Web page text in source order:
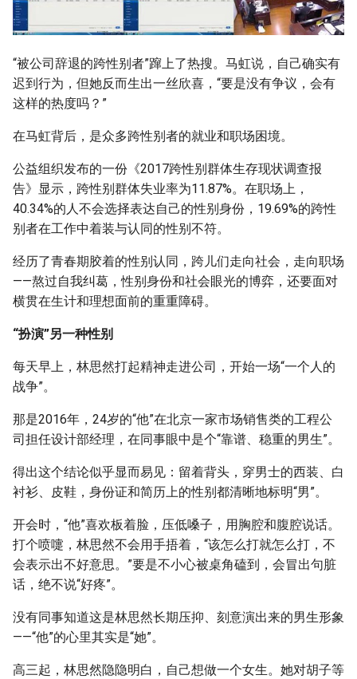
“被公司辞退的跨性别者”蹿上了热搜。马虹说，自己确实有
迟到行为，但她反而生出一丝欣喜，“要是没有争议，会有
这样的热度吗？”
在马虹背后，是众多跨性别者的就业和职场困境。
公益组织发布的一份《2017跨性别群体生存现状调查报
告》显示，跨性别群体失业率为11.87%。在职场上，
40.34%的人不会选择表达自己的性别身份，19.69%的跨性
别者在工作中着装与认同的性别不符。
经历了青春期胶着的性别认同，跨儿们走向社会，走向职场
——熬过自我纠葛，性别身份和社会眼光的博弈，还要面对
横贯在生计和理想面前的重重障碍。
“扮演”另一种性别
每天早上，林思然打起精神走进公司，开始一场“一个人的
战争”。
那是2016年，24岁的“他”在北京一家市场销售类的工程公
司担任设计部经理，在同事眼中是个“靠谱、稳重的男生”。
得出这个结论似乎显而易见：留着背头，穿男士的西装、白
衬衫、皮鞋，身份证和简历上的性别都清晰地标明“男”。
开会时，“他”喜欢板着脸，压低嗓子，用胸腔和腹腔说话。
打个喷嚏，林思然不会用手捂着，“该怎么打就怎么打，不
会表示出不好意思。”要是不小心被桌角磕到，会冒出句脏
话，绝不说“好疼”。
没有同事知道这是林思然长期压抑、刻意演出来的男生形象
——“他”的心里其实是“她”。
高三起，林思然隐隐明白，自己想做一个女生。她对胡子等